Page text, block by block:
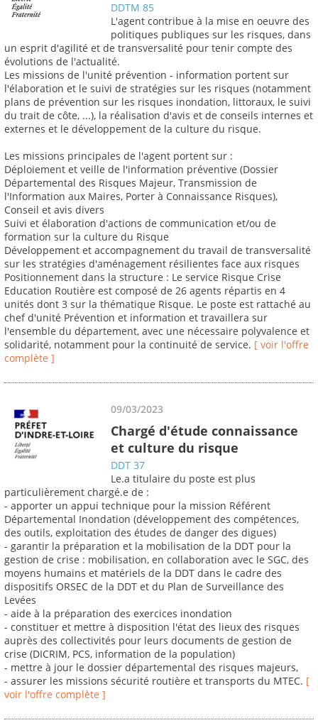
DDTM 85
L'agent contribue à la mise en oeuvre des
politiques publiques sur les risques, dans
un esprit d'agilité et de transversalité pour tenir compte des
évolutions de l'actualité.
Les missions de l'unité prévention - information portent sur
l'élaboration et le suivi de stratégies sur les risques (notamment
plans de prévention sur les risques inondation, littoraux, le suivi
du trait de côte, ...), la réalisation d'avis et de conseils internes et
externes et le développement de la culture du risque.
Les missions principales de l'agent portent sur :
Déploiement et veille de l'information préventive (Dossier
Départemental des Risques Majeur, Transmission de
l'Information aux Maires, Porter à Connaissance Risques),
Conseil et avis divers
Suivi et élaboration d'actions de communication et/ou de
formation sur la culture du Risque
Développement et accompagnement du travail de transversalité
sur les stratégies d'aménagement résilientes face aux risques
Positionnement dans la structure : Le service Risque Crise
Education Routière est composé de 26 agents répartis en 4
unités dont 3 sur la thématique Risque. Le poste est rattaché au
chef d'unité Prévention et information et travaillera sur
l'ensemble du département, avec une nécessaire polyvalence et
solidarité, notamment pour la continuité de service. [ voir l'offre
complète ]
09/03/2023
Chargé d'étude connaissance
et culture du risque
DDT 37
Le.a titulaire du poste est plus
particulièrement chargé.e de :
- apporter un appui technique pour la mission Référent
Départemental Inondation (développement des compétences,
des outils, exploitation des études de danger des digues)
- garantir la préparation et la mobilisation de la DDT pour la
gestion de crise : mobilisation, en collaboration avec le SGC, des
moyens humains et matériels de la DDT dans le cadre des
dispositifs ORSEC de la DDT et du Plan de Surveillance des
Levées
- aide à la préparation des exercices inondation
- constituer et mettre à disposition l'état des lieux des risques
auprès des collectivités pour leurs documents de gestion de
crise (DICRIM, PCS, information de la population)
- mettre à jour le dossier départemental des risques majeurs,
- assurer les missions sécurité routière et transports du MTEC. [
voir l'offre complète ]